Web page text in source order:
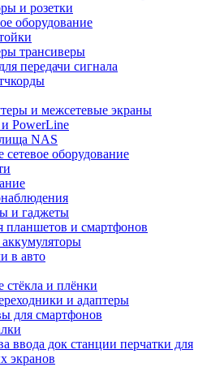
и розетки
оборудование
трансиверы
передачи сигнала
и межсетевые экраны
PowerLine
NAS
оборудование
и гаджеты
планшетов и смартфонов
в авто
стёкла и плёнки
и адаптеры
для смартфонов
ввода док станции перчатки для
экранов